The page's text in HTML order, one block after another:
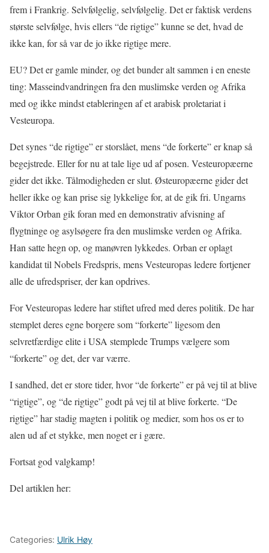
frem i Frankrig. Selvfølgelig, selvfølgelig. Det er faktisk verdens
største selvfølge, hvis ellers “de rigtige” kunne se det, hvad de
ikke kan, for så var de jo ikke rigtige mere.
EU? Det er gamle minder, og det bunder alt sammen i en eneste
ting: Masseindvandringen fra den muslimske verden og Afrika
med og ikke mindst etableringen af et arabisk proletariat i
Vesteuropa.
Det synes “de rigtige” er storslået, mens “de forkerte” er knap så
begejstrede. Eller for nu at tale lige ud af posen. Vesteuropæerne
gider det ikke. Tålmodigheden er slut. Østeuropæerne gider det
heller ikke og kan prise sig lykkelige for, at de gik fri. Ungarns
Viktor Orban gik foran med en demonstrativ afvisning af
flygtninge og asylsøgere fra den muslimske verden og Afrika.
Han satte hegn op, og manøvren lykkedes. Orban er oplagt
kandidat til Nobels Fredspris, mens Vesteuropas ledere fortjener
alle de ufredspriser, der kan opdrives.
For Vesteuropas ledere har stiftet ufred med deres politik. De har
stemplet deres egne borgere som “forkerte” ligesom den
selvretfærdige elite i USA stemplede Trumps vælgere som
“forkerte” og det, der var værre.
I sandhed, det er store tider, hvor “de forkerte” er på vej til at blive
“rigtige”, og “de rigtige” godt på vej til at blive forkerte. “De
rigtige” har stadig magten i politik og medier, som hos os er to
alen ud af et stykke, men noget er i gære.
Fortsat god valgkamp!
Del artiklen her:
Categories: Ulrik Høy